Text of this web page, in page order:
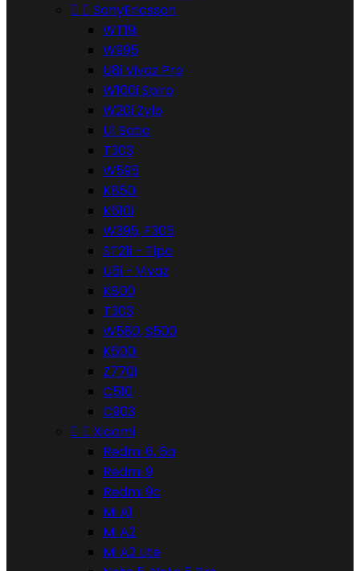
  SonyEricsson
WT19i
W995
U8i Vivaz Pro
W100i Spiro
W20i Zylo
U1 Satio
T303
W595
K850i
K610i
W395, F305
ST21i - Tipo
U5i - Vivaz
K800
T303
W580, S500
K600i
Z770i
C510
C903
  Xiaomi
Redmi 6, 6a
Redmi 9
Redmi 9c
Mi A1
Mi A2
Mi A2 Lite